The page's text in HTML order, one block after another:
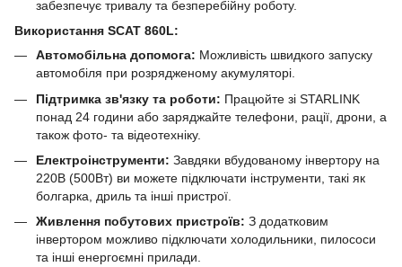
забезпечує тривалу та безперебійну роботу.
Використання SCAT 860L:
Автомобільна допомога: Можливість швидкого запуску
автомобіля при розрядженому акумуляторі.
Підтримка зв'язку та роботи: Працюйте зі STARLINK
понад 24 години або заряджайте телефони, рації, дрони, а
також фото- та відеотехніку.
Електроінструменти: Завдяки вбудованому інвертору на
220В (500Вт) ви можете підключати інструменти, такі як
болгарка, дриль та інші пристрої.
Живлення побутових пристроїв: З додатковим
інвертором можливо підключати холодильники, пилососи
та інші енергоємні прилади.